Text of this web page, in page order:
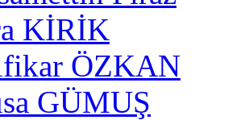
KİRİK
ÖZKAN
GÜMUŞ